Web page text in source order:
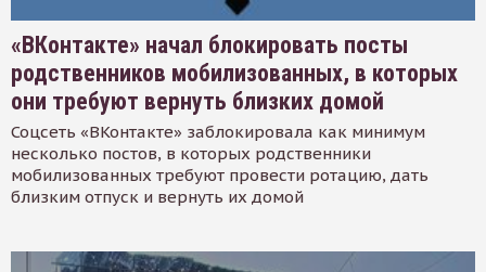
«ВКонтакте» начал блокировать посты
родственников мобилизованных, в которых
они требуют вернуть близких домой
Соцсеть «ВКонтакте» заблокировала как минимум
несколько постов, в которых родственники
мобилизованных требуют провести ротацию, дать
близким отпуск и вернуть их домой